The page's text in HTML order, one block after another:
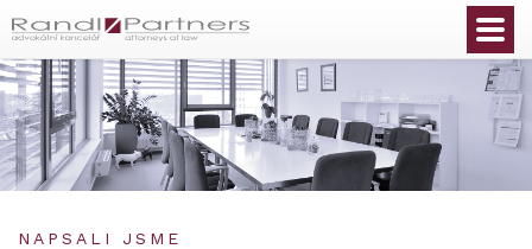
NAPSALI JSME
Čeština